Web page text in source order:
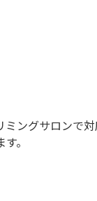
ングサロンで
。